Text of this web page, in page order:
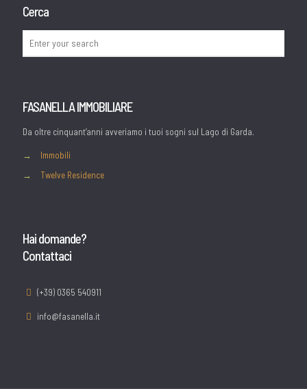
Cerca
FASANELLA IMMOBILIARE
Da oltre cinquant’anni avveriamo i tuoi sogni sul Lago di Garda.
→
Immobili
→
Twelve Residence
Hai domande?
Contattaci
(+39) 0365 540911
info@fasanella.it